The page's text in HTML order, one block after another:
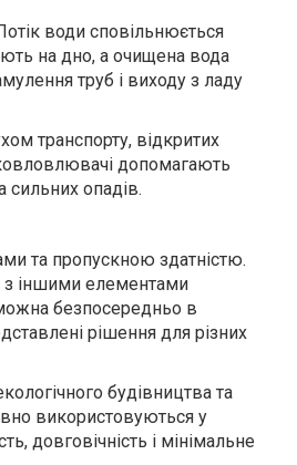
води сповільнюється
на дно, а очищена вода
труб і виходу з ладу
транспорту, відкритих
допомагають
сильних опадів.
та пропускною здатністю.
з іншими елементами
безпосередньо в
рішення для різних
будівництва та
використовуються у
довговічність і мінімальне